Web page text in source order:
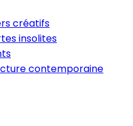
créatifs
insolites
contemporaine